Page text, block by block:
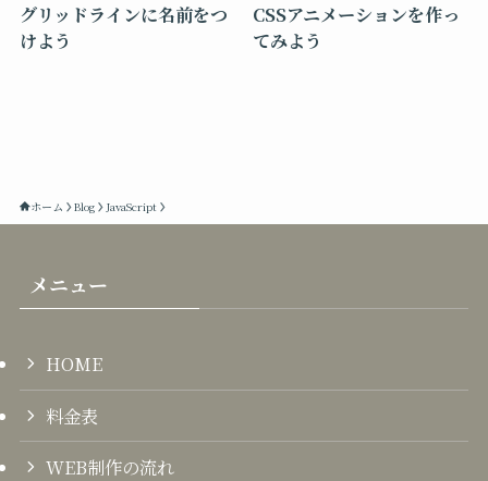
グリッドラインに名前をつ
けよう
CSSアニメーションを作っ
てみよう
ホーム Blog JavaScript
メニュー
HOME
料金表
WEB制作の流れ